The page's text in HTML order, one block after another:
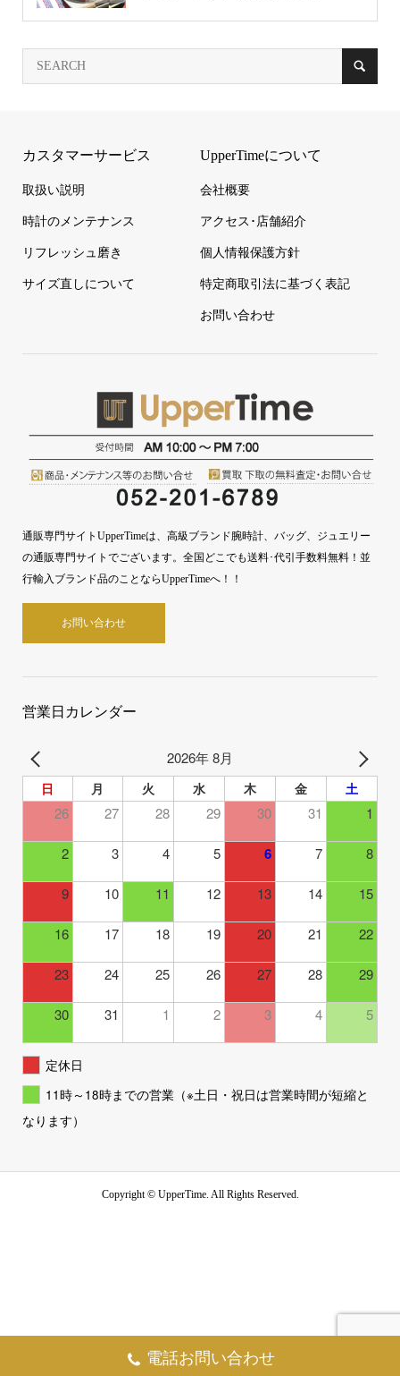
カスタマーサービス
取扱い説明
時計のメンテナンス
リフレッシュ磨き
サイズ直しについて
UpperTimeについて
会社概要
アクセス･店舗紹介
個人情報保護方針
特定商取引法に基づく表記
お問い合わせ
通販専門サイトUpperTimeは、高級ブランド腕時計、バッグ、ジュエリー
の通販専門サイトでございます。全国どこでも送料･代引手数料無料！並
行輸入ブランド品のことならUpperTimeへ！！
お問い合わせ
営業日カレンダー
2026年 8月
日 月 火 水 木 金 土
26 27 28 29 30 31 1
2 3 4 5 6 7 8
9 10 11 12 13 14 15
16 17 18 19 20 21 22
23 24 25 26 27 28 29
30 31 1 2 3 4 5
定休日
11時～18時までの営業（※土日・祝日は営業時間が短縮と
なります）
Copyright ©UpperTime. All Rights Reserved.
電話お問い合わせ